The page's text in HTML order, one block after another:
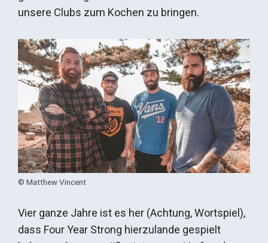
unsere Clubs zum Kochen zu bringen.
© Matthew Vincent
Vier ganze Jahre ist es her (Achtung, Wortspiel),
dass Four Year Strong hierzulande gespielt